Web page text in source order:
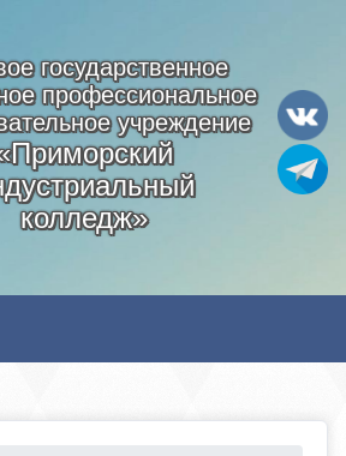
государственное
профессиональное
учреждение
колледж»